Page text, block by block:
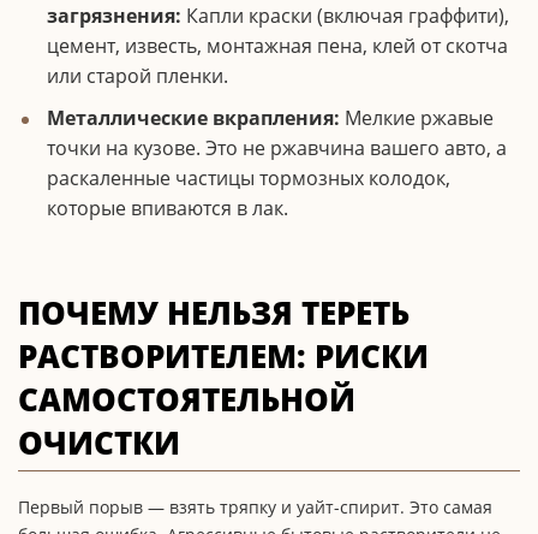
загрязнения: Капли краски (включая граффити),
цемент, известь, монтажная пена, клей от скотча
или старой пленки.
Металлические вкрапления: Мелкие ржавые
точки на кузове. Это не ржавчина вашего авто, а
раскаленные частицы тормозных колодок,
которые впиваются в лак.
ПОЧЕМУ НЕЛЬЗЯ ТЕРЕТЬ
РАСТВОРИТЕЛЕМ: РИСКИ
САМОСТОЯТЕЛЬНОЙ
ОЧИСТКИ
Первый порыв — взять тряпку и уайт-спирит. Это самая